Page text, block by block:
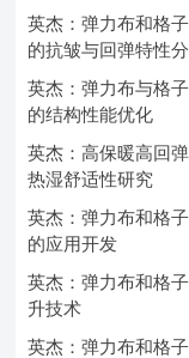
英杰：弹力布和格
的抗皱与回弹特性
英杰：弹力布与格
的结构性能优化
英杰：高保暖高回
热湿舒适性研究
英杰：弹力布和格
的应用开发
英杰：弹力布和格
升技术
英杰：弹力布和格